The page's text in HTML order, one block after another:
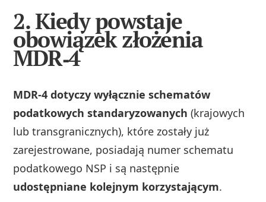
2. Kiedy powstaje
obowiązek złożenia
MDR‑4
MDR‑4 dotyczy wyłącznie schematów
podatkowych standaryzowanych (krajowych
lub transgranicznych), które zostały już
zarejestrowane, posiadają numer schematu
podatkowego NSP i są następnie
udostępniane kolejnym korzystającym.